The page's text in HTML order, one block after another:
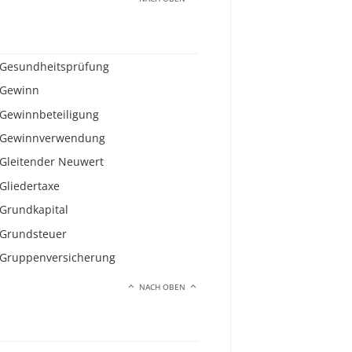
Gesundheitsprüfung
Gewinn
Gewinnbeteiligung
Gewinnverwendung
Gleitender Neuwert
Gliedertaxe
Grundkapital
Grundsteuer
Gruppenversicherung
NACH OBEN